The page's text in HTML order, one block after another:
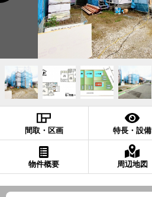
間取・区画 特長・設備
物件概要 周辺地図